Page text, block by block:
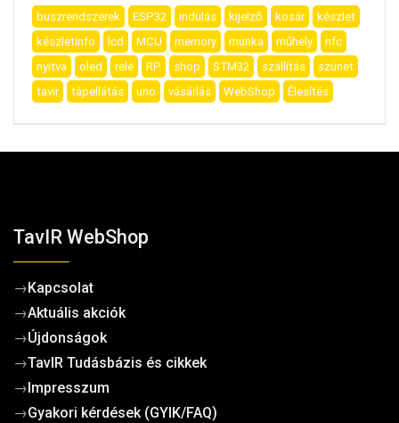
buszrendszerek ESP32 indulás kijelző kosár
készlet
készletinfo
lcd MCU memory munka műhely
nfc
nyitva
oled relé RP shop STM32 szállítás
szünet
tavir
tápellátás uno vásárlás WebShop Élesítés
TavIR WebShop
→Kapcsolat
→Aktuális akciók
→Újdonságok
→TavIR Tudásbázis és cikkek
→ Impresszum
→Gyakori kérdések (GYIK/FAQ)